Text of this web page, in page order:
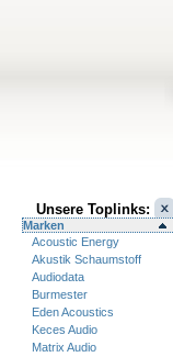
Unsere Toplinks:
Marken
Acoustic Energy
Akustik Schaumstoff
Audiodata
Burmester
Eden Acoustics
Keces Audio
Matrix Audio